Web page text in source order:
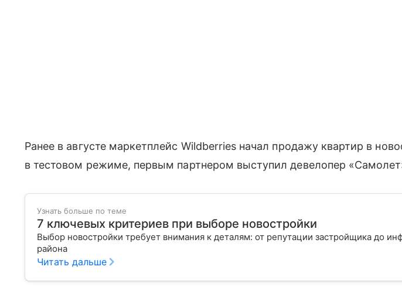
Ранее в августе маркетплейс Wildberries начал продажу квартир в
в тестовом режиме, первым партнером выступил девелопер
Узнать больше по теме
7 ключевых критериев при выборе новостройки
Выбор новостройки требует внимания к деталям: от репутации застройщика до
района
Читать дальше